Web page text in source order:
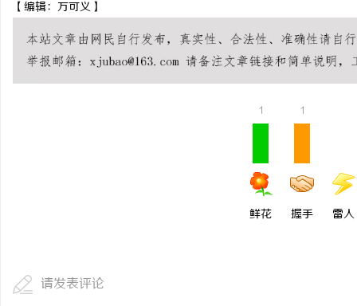
【编辑：万可义】
1
鲜花
1
握手 雷人
请发表评论
2026中国轻卡质量梯队
铃全系硬核品质全解析